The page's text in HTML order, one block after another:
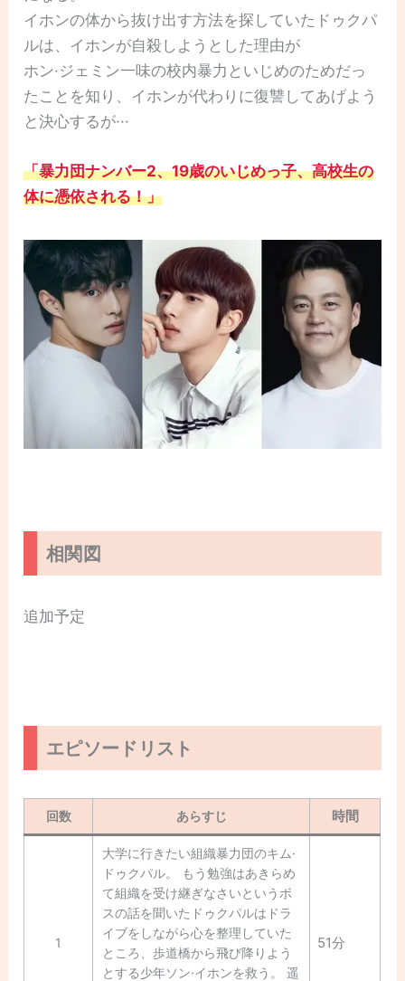
イホンの体から抜け出す方法を探していたドゥクパ
ルは、イホンが自殺しようとした理由が
ホン·ジェミン一味の校内暴力といじめのためだっ
たことを知り、イホンが代わりに復讐してあげよう
と決心するが···
「暴力団ナンバー2、19歳のいじめっ子、高校生の
体に憑依される！」
相関図
追加予定
エピソードリスト
回数 あらすじ 時間
1
大学に行きたい組織暴力団のキム·
ドゥクパル。 もう勉強はあきらめ
て組織を受け継ぎなさいというボ
スの話を聞いたドゥクパルはドラ
イブをしながら心を整理していた
ところ、歩道橋から飛び降りよう
とする少年ソン·イホンを救う。 遥
51分